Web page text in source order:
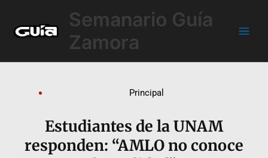
contenido
Semanario Guía
Zamora
Principal
Estudiantes de la UNAM
responden: “AMLO no conoce